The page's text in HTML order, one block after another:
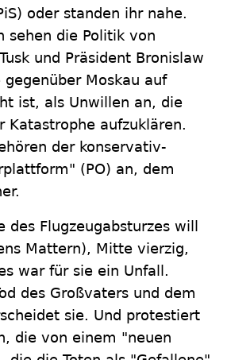
oder standen ihr nahe.
sehen die Politik von
und Präsident Bronislaw
Moskau auf
ist, als Unwillen an, die
Katastrophe aufzuklären.
der konservativ-
(PO) an, dem
des Flugzeugabsturzes will
Mattern), Mitte vierzig,
war für sie ein Unfall.
des Großvaters und dem
sie. Und protestiert
die von einem "neuen